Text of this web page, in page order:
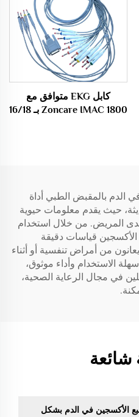
كابل EKG متوافق مع
Zoncare IMAC 1800 بـ 16/18
الدم بالمقبض الطبي أداة
حيث يقدم معلومات حيوية
المريض. من خلال استخدام
الأكسجين قياسات دقيقة
من أمراض تنفسية أو أثناء
الاستخدام وأداء موثوق،
في مجال الرعاية الصحية،
الأكسجين في الدم بشكل